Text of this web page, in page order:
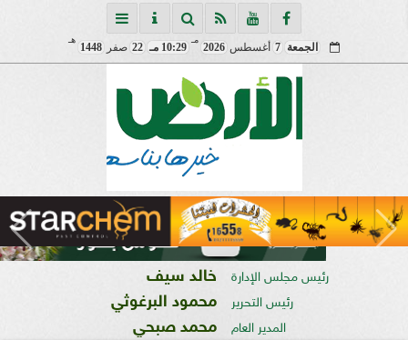
الجمعة 7 أغسطس 2026
مـ
10:29 مـ 22 صفر 1448
هـ
رئيس مجلس الإدارة خالد سيف
رئيس التحرير محمود البرغوثي
المدير العام محمد صبحي